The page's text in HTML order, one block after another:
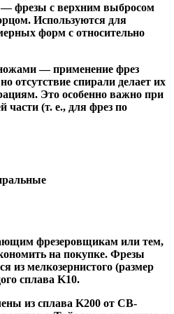
— фрезы с верхним выбросом
Используются для
форм с относительно
— применение фрез
отсутствие спирали делает их
Это особенно важно при
части (т. е., для фрез по
фрезеровщикам или тем,
на покупке. Фрезы
из мелкозернистого (размер
сплава K10.
из сплава K200 от CB-